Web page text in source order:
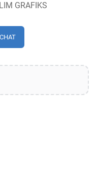
GRAFIKS